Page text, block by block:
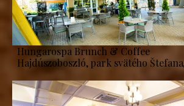
Hungarospa Brunch & Coffee
Hajdúszoboszló, park svätého